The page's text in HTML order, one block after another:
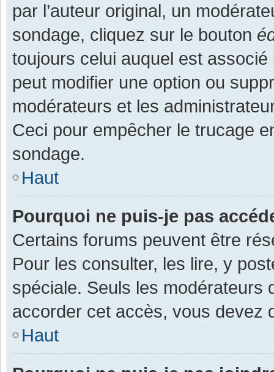
par l’auteur original, un
sondage, cliquez sur le bouton
toujours celui auquel est associé
peut modifier une option ou
modérateurs et les
Ceci pour empêcher le trucage
sondage.
Haut
Pourquoi ne puis-je pas
Certains forums peuvent être
Pour les consulter, les lire, y
spéciale. Seuls les modérateurs
accorder cet accès, vous devez
Haut